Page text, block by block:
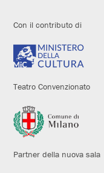
Con il contributo di
Teatro Convenzionato
Partner della nuova sala